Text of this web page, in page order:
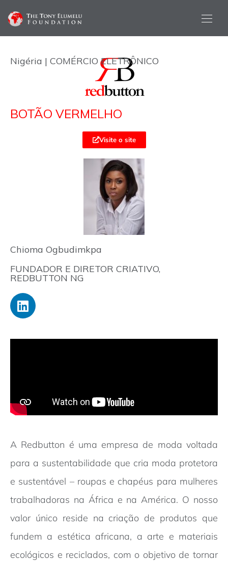
Nigéria | COMÉRCIO ELETRÔNICO
BOTÃO VERMELHO
Visite o site
Chioma Ogbudimkpa
FUNDADOR E DIRETOR CRIATIVO,
REDBUTTON NG
A Redbutton é uma empresa de moda voltada
para a sustentabilidade que cria moda protetora
e sustentável – roupas e chapéus para mulheres
trabalhadoras na África e na América. O nosso
valor único reside na criação de produtos que
fundem a estética africana, a arte e materiais
ecológicos e reciclados, com o objetivo de tornar